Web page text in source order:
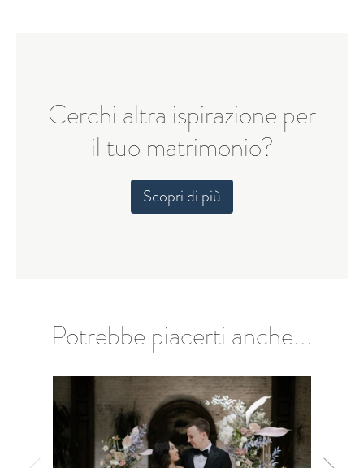
Cerchi altra ispirazione per
il tuo matrimonio?
Scopri di più
Potrebbe piacerti anche...